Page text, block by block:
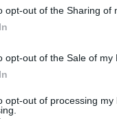
opt-out of the Sharing of
opt-out of the Sale of my
opt-out of processing
Karšta A.
Laidos |
Kuprines